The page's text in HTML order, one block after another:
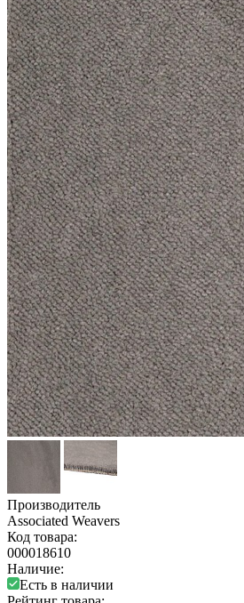
Производитель
Associated Weavers
Код товара:
000018610
Наличие:
Есть в наличии